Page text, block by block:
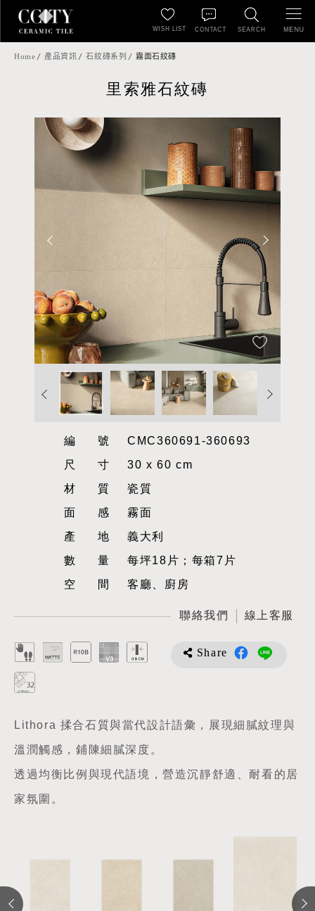
SEARCH
WISH LIST CONTACT MENU
Home 產品資訊 石紋磚系列 霧面石紋磚
里索雅石紋磚
編號CMC360691-360693
尺寸30 x 60 cm
材質瓷質
面感霧面
產地義大利
數量每坪18片；每箱7片
空間客廳、廚房
聯絡我們 線上客服
Share
Lithora 揉合石質與當代設計語彙，展現細膩紋理與
溫潤觸感，鋪陳細膩深度。
透過均衡比例與現代語境，營造沉靜舒適、耐看的居
家氛圍。